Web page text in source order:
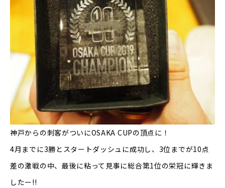
神戸からの刺客がついにOSAKA CUPの頂点に！
4月までに3勝とスタートダッシュに成功し、3位までが10点
差の激戦の中、最後に粘って見事に総合第1位の栄冠に輝きま
したー!!